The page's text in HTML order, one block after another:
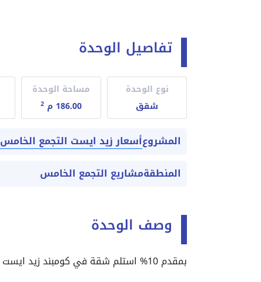
تفاصيل الوحدة
نوع الوحدة
شقق
مساحة الوحدة
186.00 م
2
المشروعأسعار زيد ايست التجمع الخامس Zed East New Cairo
المنطقةمشاريع التجمع الخامس
وصف الوحدة
بمقدم 10% استلم شقة في كومبند زيد ايست التجمع الخامس.